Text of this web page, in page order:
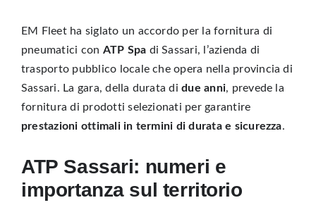
EM Fleet ha siglato un accordo per la fornitura di
pneumatici con ATP Spa di Sassari, l’azienda di
trasporto pubblico locale che opera nella provincia di
Sassari. La gara, della durata didue anni, prevede la
fornitura di prodotti selezionati per garantire
prestazioni ottimali in termini di durata e sicurezza.
ATP Sassari: numeri e
importanza sul territorio